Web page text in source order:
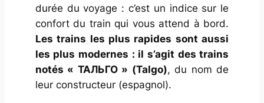
durée du voyage : c’est un indice sur le
confort du train qui vous attend à bord.
Les trains les plus rapides sont aussi
les plus modernes : il s’agit des trains
notés « ТАЛЬГО » (Talgo), du nom de
leur constructeur (espagnol).